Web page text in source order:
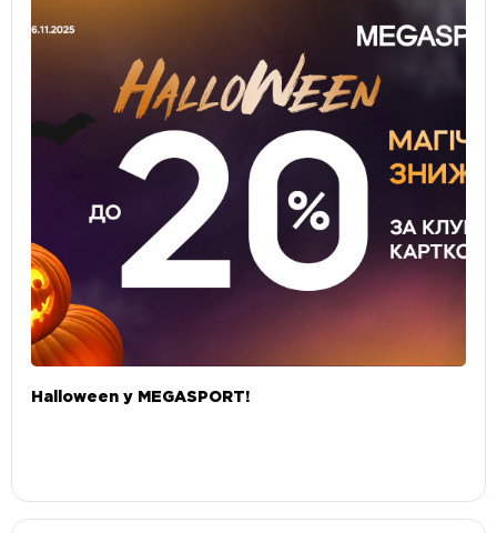
Halloween у MEGASPORT!